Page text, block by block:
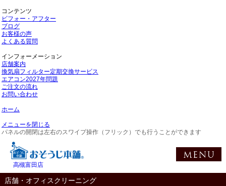
コンテンツ
ビフォー・アフター
ブログ
お客様の声
よくある質問
インフォーメーション
店舗案内
換気扇フィルター定期交換サービス
エアコン2027年問題
ご注文の流れ
お問い合わせ
ホーム
メニューを閉じる
パネルの開閉は左右のスワイプ操作（フリック）でも行うことができます
高槻富田店
店舗・オフィスクリーニング